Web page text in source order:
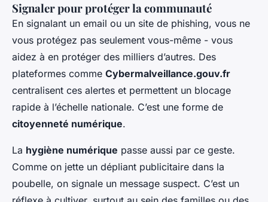
Signaler pour protéger la communauté
En signalant un email ou un site de phishing, vous ne
vous protégez pas seulement vous-même - vous
aidez à en protéger des milliers d’autres. Des
plateformes comme Cybermalveillance.gouv.fr
centralisent ces alertes et permettent un blocage
rapide à l’échelle nationale. C’est une forme de
citoyenneté numérique.
La hygiène numérique passe aussi par ce geste.
Comme on jette un dépliant publicitaire dans la
poubelle, on signale un message suspect. C’est un